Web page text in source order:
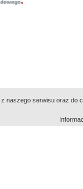
alfabetyczny
naszego serwisu oraz